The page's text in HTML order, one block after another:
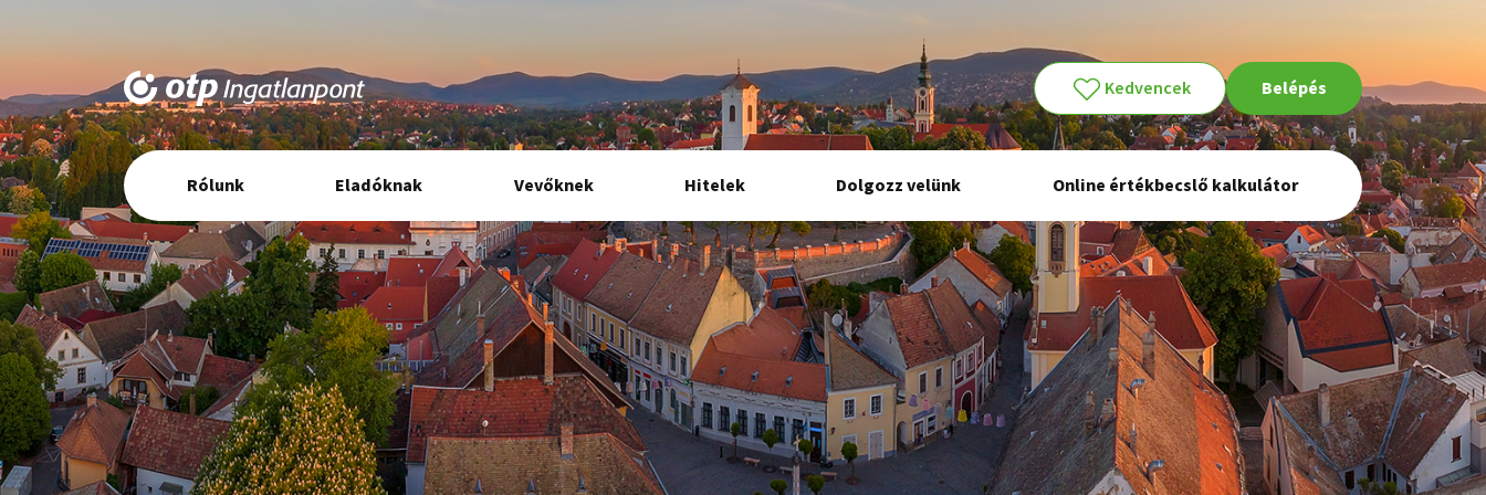
Kedvencek Belépés
Elsődleges
navigáció
Rólunk Eladóknak Vevőknek Hitelek Dolgozz velünk Online értékbecslő kalkulátor